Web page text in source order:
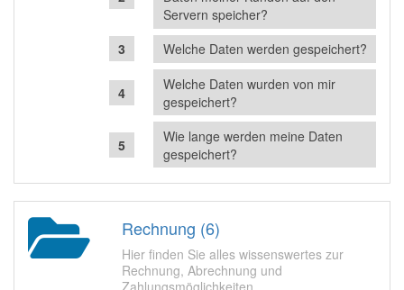
Servern speicher?
Welche Daten werden gespeichert?
Welche Daten wurden von mir
gespeichert?
Wie lange werden meine Daten
gespeichert?
Rechnung (6)
Hier finden Sie alles wissenswertes zur
Rechnung, Abrechnung und